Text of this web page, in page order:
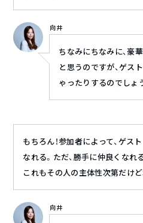
向井
ちなみにちなみに、豪
と思うのですが、ゲス
ゃったりするのでしょ
もちろん！参加者によって、ゲス
なれる。ただ、勝手に仲良くなれ
これもその人の主体性次第だけど
向井